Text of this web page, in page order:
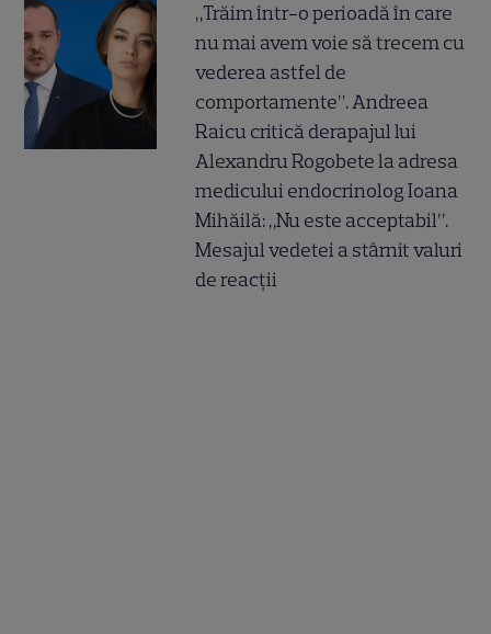
„Trăim într-o perioadă în care
nu mai avem voie să trecem cu
vederea astfel de
comportamente”. Andreea
Raicu critică derapajul lui
Alexandru Rogobete la adresa
medicului endocrinolog Ioana
Mihăilă: „Nu este acceptabil”.
Mesajul vedetei a stârnit valuri
de reacții